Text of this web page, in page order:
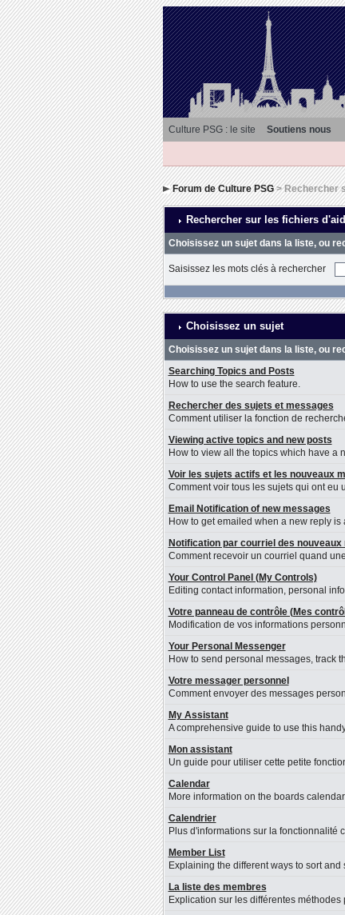
Culture PSG : le site Soutiens nous
Forum de Culture PSG> Rechercher
Rechercher sur les fichiers
Choisissez un sujet dans la liste, ou
Saisissez les mots clés à rechercher
Choisissez un sujet
Choisissez un sujet dans la liste, ou
Searching Topics and Posts
How to use the search feature.
Rechercher des sujets et messages
Comment utiliser la fonction de
Viewing active topics and new posts
How to view all the topics which have a
Voir les sujets actifs et les nouveaux
Comment voir tous les sujets qui ont
Email Notification of new messages
How to get emailed when a new reply is
Notification par courriel des nouveaux
Comment recevoir un courriel quand
Your Control Panel (My Controls)
Editing contact information, personal
Votre panneau de contrôle (Mes
Modification de vos informations
Your Personal Messenger
How to send personal messages, track
Votre messager personnel
Comment envoyer des messages
My Assistant
A comprehensive guide to use this
Mon assistant
Un guide pour utiliser cette petite
Calendar
More information on the boards
Calendrier
Plus d'informations sur la fonctionnalité
Member List
Explaining the different ways to sort
La liste des membres
Explication sur les différentes